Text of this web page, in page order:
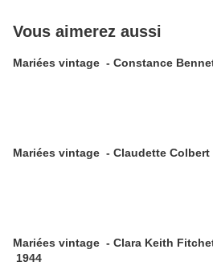
Vous aimerez aussi
Mariées vintage - Constance
Mariées vintage - Claudette Colbert
Mariées vintage - Clara Keith
1944